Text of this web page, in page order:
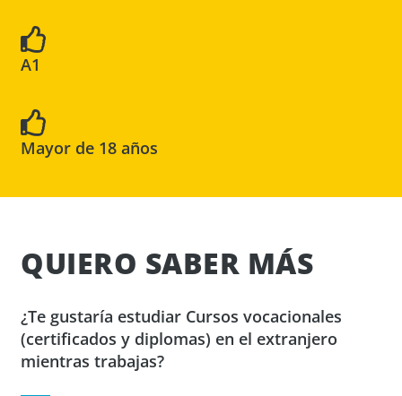
A1
Mayor de 18 años
QUIERO SABER MÁS
¿Te gustaría estudiar Cursos vocacionales
(certificados y diplomas) en el extranjero
mientras trabajas?